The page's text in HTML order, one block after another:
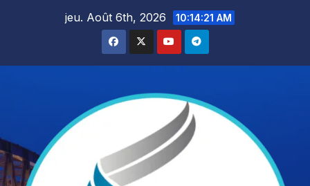
jeu. Août 6th, 2026 10:14:22 AM